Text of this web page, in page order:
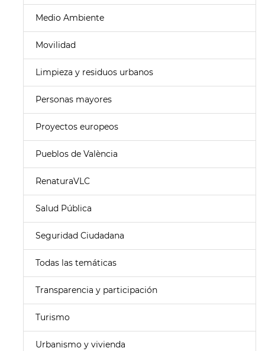
Medio Ambiente
Movilidad
Limpieza y residuos urbanos
Personas mayores
Proyectos europeos
Pueblos de València
RenaturaVLC
Salud Pública
Seguridad Ciudadana
Todas las temáticas
Transparencia y participación
Turismo
Urbanismo y vivienda